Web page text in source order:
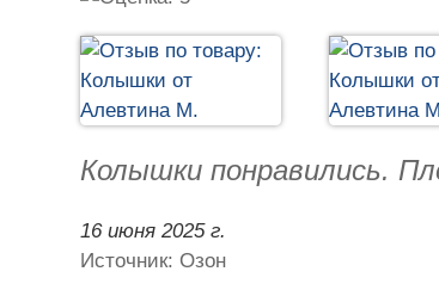
Колышки понравились.
16 июня 2025 г.
Источник: Озон